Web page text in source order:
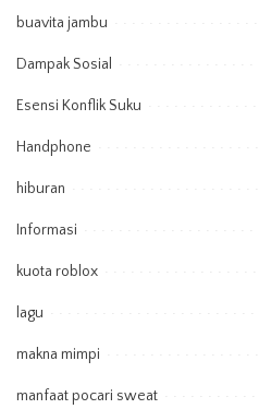
buavita jambu
Dampak Sosial
Esensi Konflik Suku
Handphone
hiburan
Informasi
kuota roblox
lagu
makna mimpi
manfaat pocari sweat